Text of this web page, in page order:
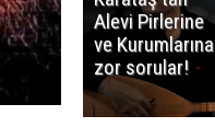
Alevi Pirlerine
ve Kurumlarına
zor sorular!